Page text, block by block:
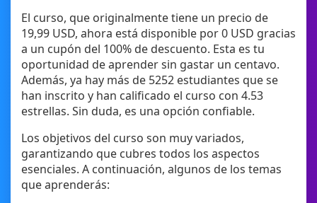
El curso, que originalmente tiene un precio de
19,99 USD, ahora está disponible por 0 USD gracias
a un cupón del 100% de descuento. Esta es tu
oportunidad de aprender sin gastar un centavo.
Además, ya hay más de 5252 estudiantes que se
han inscrito y han calificado el curso con 4.53
estrellas. Sin duda, es una opción confiable.
Los objetivos del curso son muy variados,
garantizando que cubres todos los aspectos
esenciales. A continuación, algunos de los temas
que aprenderás: